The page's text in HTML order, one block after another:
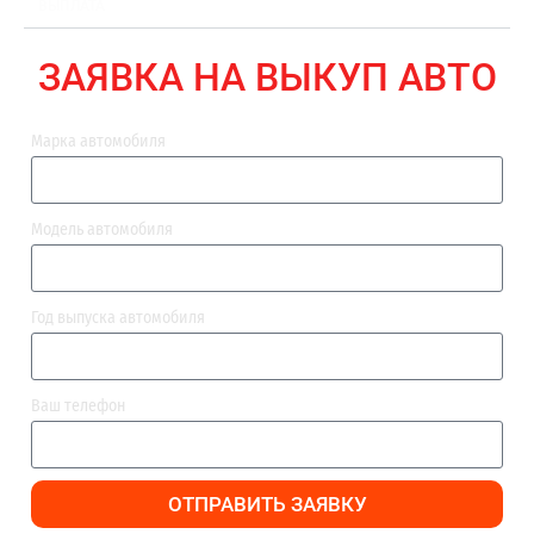
ЗАЯВКА НА ВЫКУП АВТО
Марка автомобиля
Модель автомобиля
Год выпуска автомобиля
Ваш телефон
ОТПРАВИТЬ ЗАЯВКУ